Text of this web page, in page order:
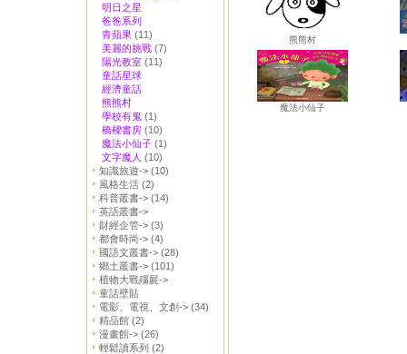
明日之星
爸爸系列
青蘋果 (11)
美麗的挑戰 (7)
陽光教室 (11)
童話星球
經濟童話
熊熊村
學校有鬼 (1)
橋樑書房 (10)
魔法小仙子 (1)
文字魔人 (10)
知識旅遊-> (10)
風格生活 (2)
科普叢書-> (14)
英語叢書->
財經企管-> (3)
都會時尚-> (4)
國語文叢書-> (28)
鄉土叢書-> (101)
植物大戰殭屍->
童話壁貼
電影、電視、文創-> (34)
精品館 (2)
漫畫館-> (26)
輕鬆讀系列 (2)
熊熊村
魔法小仙子